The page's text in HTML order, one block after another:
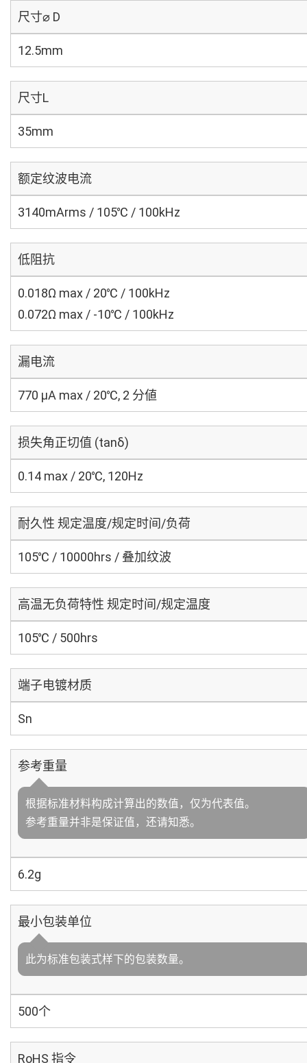
尺寸⌀ D
12.5mm
尺寸L
35mm
额定纹波电流
3140mArms / 105℃ / 100kHz
低阻抗
0.018Ω max / 20℃ / 100kHz
0.072Ω max / -10℃ / 100kHz
漏电流
770 μA max / 20℃, 2 分値
损失角正切值 (tanδ)
0.14 max / 20℃, 120Hz
耐久性 规定温度/规定时间/负荷
105℃ / 10000hrs / 叠加纹波
高温无负荷特性 规定时间/规定温度
105℃ / 500hrs
端子电镀材质
Sn
参考重量
根据标准材料构成计算出的数值，仅为代表值。
参考重量并非是保证值，还请知悉。
6.2g
最小包装单位
此为标准包装式样下的包装数量。
500个
RoHS 指令